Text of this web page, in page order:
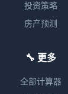
投资策略
房产预测
🔧 更多
全部计算器